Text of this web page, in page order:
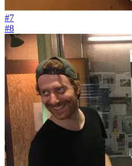
#7
#8